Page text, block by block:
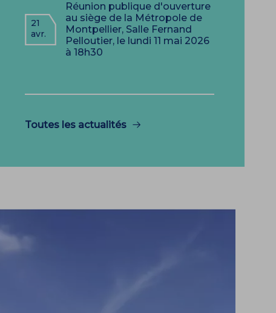
21
avr.
Réunion publique d'ouverture
au siège de la Métropole de
Montpellier, Salle Fernand
Pelloutier, le lundi 11 mai 2026
à 18h30
Toutes les actualités